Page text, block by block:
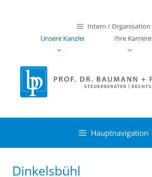
Intern / Organisation
Unsere Kanzlei
Ihre Karriere
Hauptnavigation
Dinkelsbühl